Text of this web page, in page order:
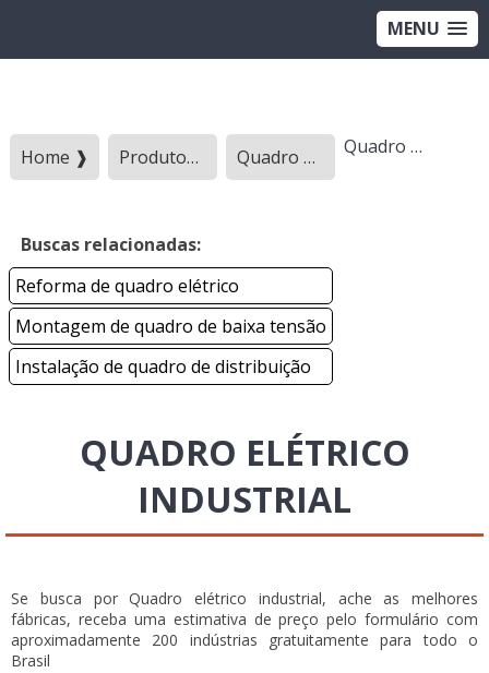
MENU
Home ❱ Produtos ❱ Quadro eletrico - Categoria ❱ Quadro elétrico industrial
Buscas relacionadas:
Reforma de quadro elétrico
Montagem de quadro de baixa tensão
Instalação de quadro de distribuição
QUADRO ELÉTRICO
INDUSTRIAL
Se busca por Quadro elétrico industrial, ache as melhores
fábricas, receba uma estimativa de preço pelo formulário com
aproximadamente 200 indústrias gratuitamente para todo o
Brasil